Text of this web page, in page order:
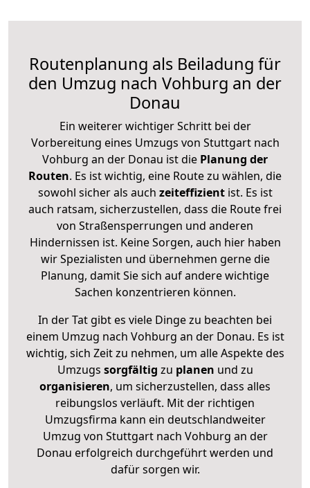
Routenplanung als Beiladung für
den Umzug nach Vohburg an der
Donau
Ein weiterer wichtiger Schritt bei der
Vorbereitung eines Umzugs von Stuttgart nach
Vohburg an der Donau ist die Planung der
Routen. Es ist wichtig, eine Route zu wählen, die
sowohl sicher als auch zeiteffizientist. Es ist
auch ratsam, sicherzustellen, dass die Route frei
von Straßensperrungen und anderen
Hindernissen ist. Keine Sorgen, auch hier haben
wir Spezialisten und übernehmen gerne die
Planung, damit Sie sich auf andere wichtige
Sachen konzentrieren können.
In der Tat gibt es viele Dinge zu beachten bei
einem Umzug nach Vohburg an der Donau. Es ist
wichtig, sich Zeit zu nehmen, um alle Aspekte des
Umzugs sorgfältig zu planen und zu
organisieren, um sicherzustellen, dass alles
reibungslos verläuft. Mit der richtigen
Umzugsfirma kann ein deutschlandweiter
Umzug von Stuttgart nach Vohburg an der
Donau erfolgreich durchgeführt werden und
dafür sorgen wir.